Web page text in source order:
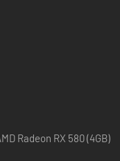
de Alfaiate Erro de
Radeon RX 580 (4GB)